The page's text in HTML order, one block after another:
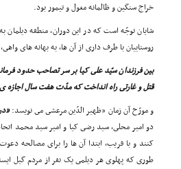
خراج سنگین و ظالمانه مغول و تیمور بود.
شایان توجّه است که در این دوران، منطقه دیلمان
روستاییان با طرف دارى از آن ها، به بهانه هاى
بین فرزندان سیّد على کیا بر سر تصاحب حدود
قتل و غارتى راه انداخت که مدّت هفت سال اجازه ى
و مورّخ آن زمان «ظهیر الدّین مرعشى مى نویسد:
دو امیر محلى، سید رضى کیا و امیر سید محمد
کنند و با فریب، ابتدا آن ها را براى مصالحه
طورى که پهلوى هر دیلمى یک نفر از مردم گیل